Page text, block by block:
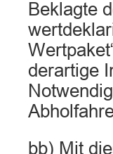
Beklagte
derartige
bb) Mit